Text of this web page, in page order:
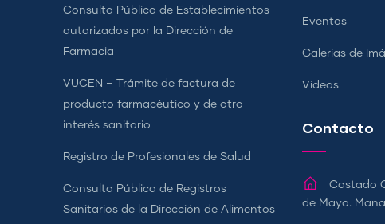
Consulta Pública de Establecimientos
autorizados por la Dirección de
Farmacia
VUCEN – Trámite de factura de
producto farmacéutico y de otro
interés sanitario
Registro de Profesionales de Salud
Consulta Pública de Registros
Sanitarios de la Dirección de Alimentos
Eventos
Galerías de
Videos
Contacto
Costado
de Mayo.